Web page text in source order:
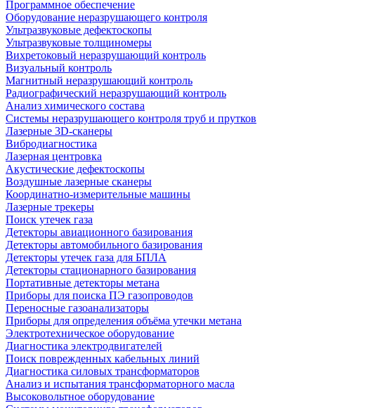
Программное обеспечение
Оборудование неразрушающего контроля
Ультразвуковые дефектоскопы
Ультразвуковые толщиномеры
Вихретоковый неразрушающий контроль
Визуальный контроль
Магнитный неразрушающий контроль
Радиографический неразрушающий контроль
Анализ химического состава
Системы неразрушающего контроля труб и прутков
Лазерные 3D-сканеры
Вибродиагностика
Лазерная центровка
Акустические дефектоскопы
Воздушные лазерные сканеры
Координатно-измерительные машины
Лазерные трекеры
Поиск утечек газа
Детекторы авиационного базирования
Детекторы автомобильного базирования
Детекторы утечек газа для БПЛА
Детекторы стационарного базирования
Портативные детекторы метана
Приборы для поиска ПЭ газопроводов
Переносные газоанализаторы
Приборы для определения объёма утечки метана
Электротехническое оборудование
Диагностика электродвигателей
Поиск поврежденных кабельных линий
Диагностика силовых трансформаторов
Анализ и испытания трансформаторного масла
Высоковольтное оборудование